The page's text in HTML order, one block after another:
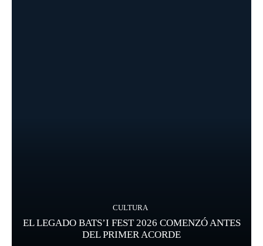
CULTURA
EL LEGADO BATS’I FEST 2026 COMENZÓ ANTES
DEL PRIMER ACORDE